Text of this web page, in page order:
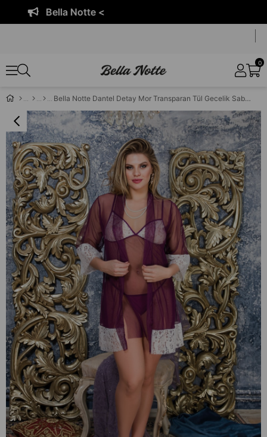
Notte <
0
Bella Notte Dantel Detay Mor Transparan Tül Gecelik Sabahlık 9629